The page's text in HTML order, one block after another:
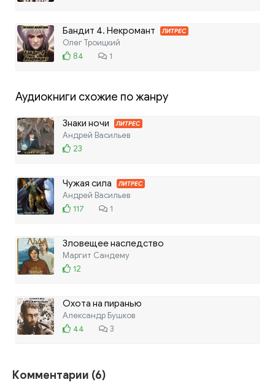
Бандит 4. Некромант ЛИТРЕС
Олег Троицкий
84
1
Аудиокниги схожие по жанру
Знаки ночи ЛИТРЕС
Андрей Васильев
23
Чужая сила ЛИТРЕС
Андрей Васильев
117
1
Зловещее наследство
Маргит Сандему
12
Охота на пиранью
Александр Бушков
44
3
Комментарии (6)